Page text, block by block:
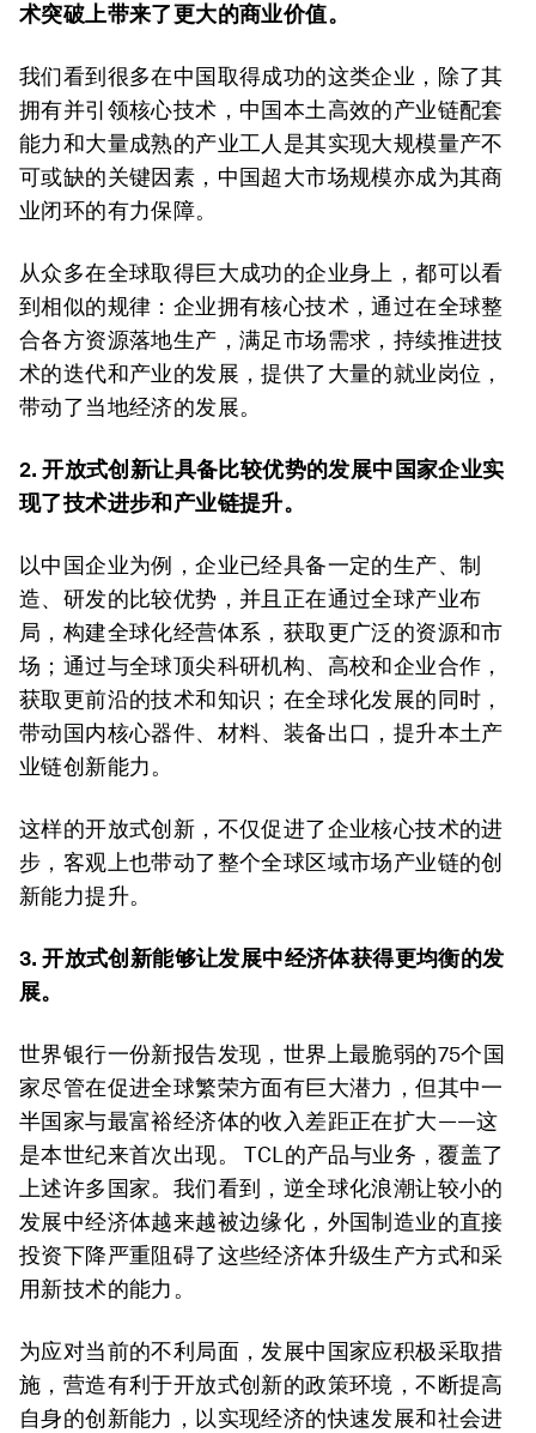
术突破上带来了更大的商业价值。
我们看到很多在中国取得成功的这类企业，除了其
拥有并引领核心技术，中国本土高效的产业链配套
能力和大量成熟的产业工人是其实现大规模量产不
可或缺的关键因素，中国超大市场规模亦成为其商
业闭环的有力保障。
从众多在全球取得巨大成功的企业身上，都可以看
到相似的规律：企业拥有核心技术，通过在全球整
合各方资源落地生产，满足市场需求，持续推进技
术的迭代和产业的发展，提供了大量的就业岗位，
带动了当地经济的发展。
2. 开放式创新让具备比较优势的发展中国家企业实
现了技术进步和产业链提升。
以中国企业为例，企业已经具备一定的生产、制
造、研发的比较优势，并且正在通过全球产业布
局，构建全球化经营体系，获取更广泛的资源和市
场；通过与全球顶尖科研机构、高校和企业合作，
获取更前沿的技术和知识；在全球化发展的同时，
带动国内核心器件、材料、装备出口，提升本土产
业链创新能力。
这样的开放式创新，不仅促进了企业核心技术的进
步，客观上也带动了整个全球区域市场产业链的创
新能力提升。
3. 开放式创新能够让发展中经济体获得更均衡的发
展。
世界银行一份新报告发现，世界上最脆弱的75个国
家尽管在促进全球繁荣方面有巨大潜力，但其中一
半国家与最富裕经济体的收入差距正在扩大——这
是本世纪来首次出现。 TCL的产品与业务，覆盖了
上述许多国家。我们看到，逆全球化浪潮让较小的
发展中经济体越来越被边缘化，外国制造业的直接
投资下降严重阻碍了这些经济体升级生产方式和采
用新技术的能力。
为应对当前的不利局面，发展中国家应积极采取措
施，营造有利于开放式创新的政策环境，不断提高
自身的创新能力，以实现经济的快速发展和社会进